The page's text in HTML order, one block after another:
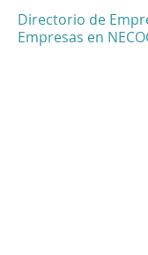
Directorio de
Empresas en